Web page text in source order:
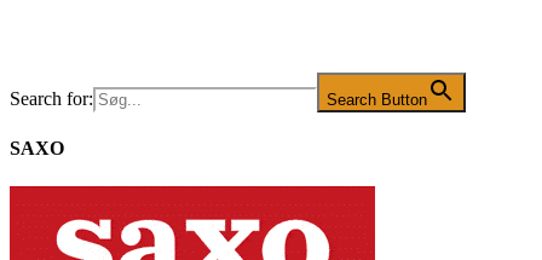
Search for: Search Button
SAXO